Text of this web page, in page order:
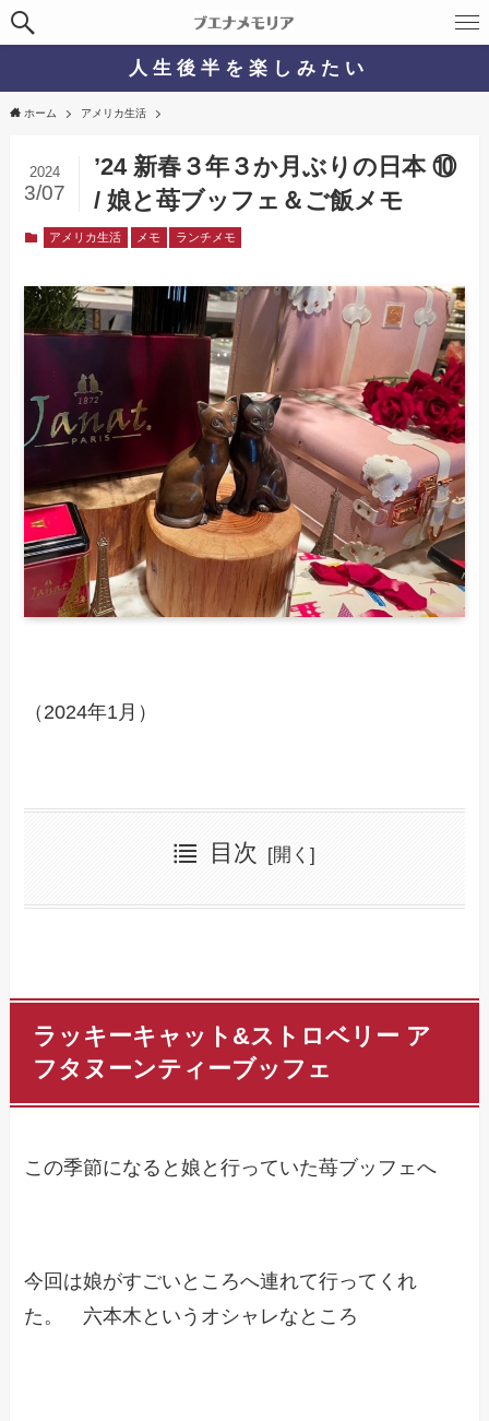
人 生 後 半 を 楽 し み た い
ホーム アメリカ生活
’24 新春３年３か月ぶりの日本 ⑩
/ 娘と苺ブッフェ＆ご飯メモ
2024
3/07
アメリカ生活 メモ ランチメモ
（2024年1月）
目次
ラッキーキャット&ストロベリー ア
フタヌーンティーブッフェ
この季節になると娘と行っていた苺ブッフェへ
今回は娘がすごいところへ連れて行ってくれ
た。 六本木というオシャレなところ